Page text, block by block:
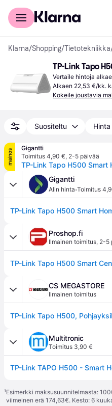
Kuluttajille
Klarna/Shopping/Tietotekniikka
TP-Link Tapo
Vertaile hintoja
Alkaen 22,53 €/kk.
Kokeile joustavia
Suositeltu
mainos
Gigantti
Toimitus 4,90 €, 2-5 päivää
Gigantti
Alin hinta·Toimitus
Proshop.fi
Ilmainen toimitus, 2-5
TP-Link Tapo H500 Smart
CS MEGASTORE
Ilmainen toimitus
Multitronic
Toimitus 3,90 €
TP-Link TAPO H500 - Smart
¹Esimerkki maksusuunnitelmasta:
viimeinen erä 174,63€. Kesto: 6